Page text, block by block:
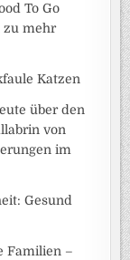
To Go
zu mehr
Katzen
über den
von
im
Gesund
Familien –